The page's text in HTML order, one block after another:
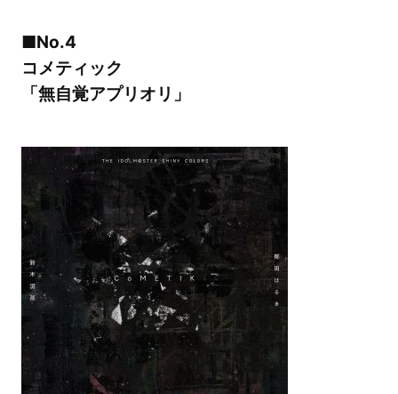
■No.4
コメティック
「無自覚アプリオリ」